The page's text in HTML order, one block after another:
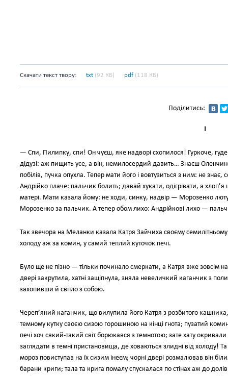
Скачати текст твору: txt (92 КБ) pdf (118 КБ)
Поділитись:
I
— Спи, Пилипку, спи! Он чуєш, яке надворі схопилося! Гуркоче,
дідузі: аж пищить усе, а він, немилосердий давить… Знаєш
побілів, пучка опухла. Тепер мати його і вовтузиться з ним: не
Андрійко плаче: пальчик болить; давай хукати, одігрівати, а
матері. Мати казала йому: не ходи, синку, надвір — Морозенко
Морозенко за пальчик. А тепер обом лихо: Андрійкові лихо —
Так звечора на Меланки казала Катря Зайчиха своєму
холоду аж за комин, у самий теплий куточок печі.
Було ще не пізно — тільки починало смеркати, а Катря вже зовсім
двері закрутила, хатні защіпнула, зняла невеличкий каганчик з
захопивши й світло з собою.
Череп’яний каганчик, що вилупила його Катря з розбитого
темному кутку своєю сизою горошиною на кінці гнота; пузатий
печі хоч сякий-такий світ борюкався з темнотою; зате хату
заглядати в темні пристановища, де ховаються злидні від холоду!
мороз повиступав на їх сизим інеєм; чорні двері розмалював він
барани криги; тала та крига помалу спускалася по стінах аж до